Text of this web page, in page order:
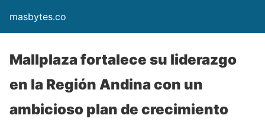
masbytes.co
Mallplaza fortalece su liderazgo
en la Región Andina con un
ambicioso plan de crecimiento